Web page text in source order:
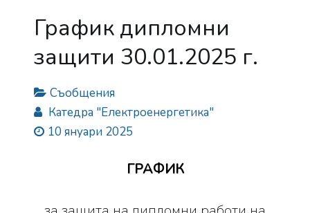
График дипломни
защити 30.01.2025 г.
Съобщения
Катедра "Електроенергетика"
10 януари 2025
ГРАФИК